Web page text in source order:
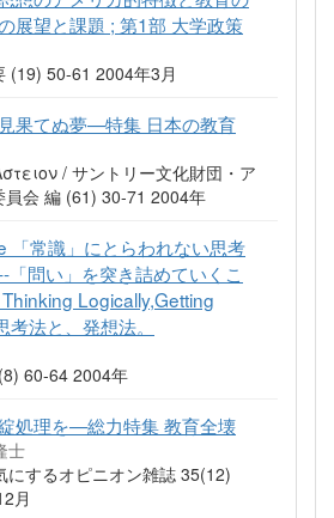
展望と課題 ; 第1部 大学政策
(19) 50-61 2004年3月
果てぬ夢—特集 日本の教育
/ サントリー文化財団・ア
員会 編 (61) 30-71 2004年
「常識」にとらわれない思考
「問い」を突き詰めていくこ
Logically,Getting
法と、発想法。
60-64 2004年
処理を—総力特集 教育全壊
士
にするオピニオン雑誌 35(12)
月